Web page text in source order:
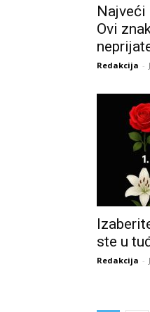
Ovi
Redakcija -
ste u
Redakcija -